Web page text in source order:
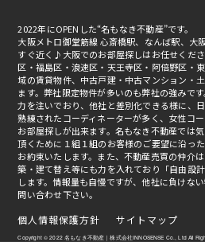
2022年にOPENした“名もなき不動産”です。
大阪メトロ御堂筋線 心斎橋駅、なんば駅、大
すぐ近く♪大阪でのお部屋探しはお任せくだ
区・福島区・浪速区・天王寺区・阿倍野区・
域の賃貸物件、中古戸建・中古マンション・
ます。弊社限定物件が多いのも弊社の強みで
力を注いでおり、他社と差別化できる様に、日
熟練されたコーディネーターが多く、女性コ
お部屋探しが出来ます。名もなき不動産では
頂くために１組１組のお客様のご要望に沿っ
お約束いたします。また、不動産売買の仲介
築・建て替え等にも力を入れており「自由設
します。情報量も自慢ですが、他社に負けな
問い合わせ下さい。
Copyright © 2022 名もなき不動産｜株式会社INNOSENSE Co., Ltd All
個人情報保護方針 サイトマップ